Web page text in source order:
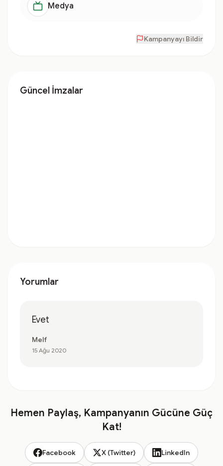
Medya
Kampanyayı Bildir
Güncel İmzalar
Yorumlar
Evet
Melf
15 Ağu 2020
Hemen Paylaş, Kampanyanın Gücüne Güç
Kat!
Facebook X (Twitter) LinkedIn